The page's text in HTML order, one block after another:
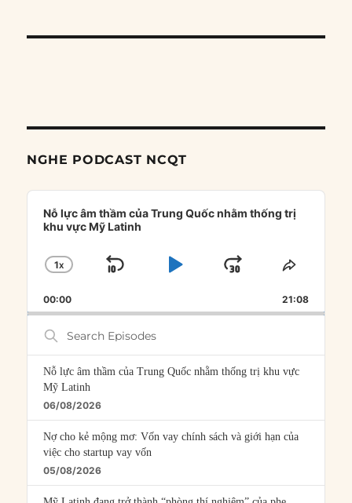
NGHE PODCAST NCQT
Audio
Player
Nỗ lực âm thầm của Trung Quốc nhằm thống trị
khu vực Mỹ Latinh
CHANGE
RATE
1X
SKIP
PLAYJUMP
FORWARD
SHARE
00:00 21:08
Search
Episodes
Nỗ lực âm thầm của Trung Quốc nhằm thống trị khu vực
Mỹ Latinh
06/08/2026
Nợ cho kẻ mộng mơ: Vốn vay chính sách và giới hạn của
việc cho startup vay vốn
05/08/2026